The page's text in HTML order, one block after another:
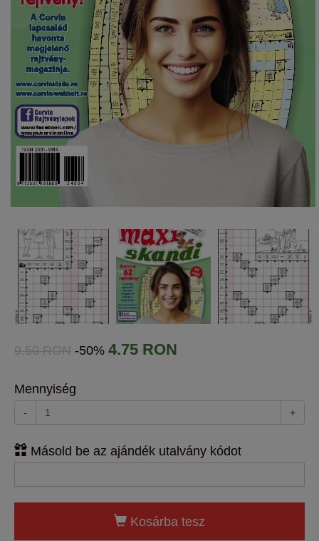
9.50 RON -50% 4.75 RON
Mennyiség
- +
Másold be az ajándék utalvány kódot
Kosárba tesz